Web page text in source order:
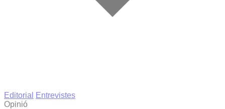
Editorial
Entrevistes
Opinió